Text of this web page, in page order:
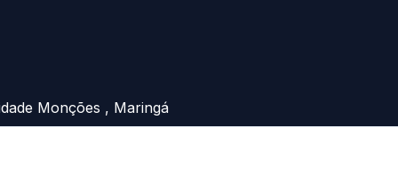
Monções , Maringá